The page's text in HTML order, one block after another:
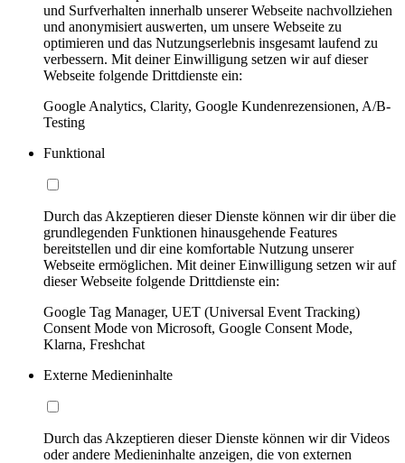
und Surfverhalten innerhalb unserer Webseite nachvollziehen
und anonymisiert auswerten, um unsere Webseite zu
optimieren und das Nutzungserlebnis insgesamt laufend zu
verbessern. Mit deiner Einwilligung setzen wir auf dieser
Webseite folgende Drittdienste ein:
Google Analytics, Clarity, Google Kundenrezensionen, A/B-
Testing
Funktional
Durch das Akzeptieren dieser Dienste können wir dir über die
grundlegenden Funktionen hinausgehende Features
bereitstellen und dir eine komfortable Nutzung unserer
Webseite ermöglichen. Mit deiner Einwilligung setzen wir auf
dieser Webseite folgende Drittdienste ein:
Google Tag Manager, UET (Universal Event Tracking)
Consent Mode von Microsoft, Google Consent Mode,
Klarna, Freshchat
Externe Medieninhalte
Durch das Akzeptieren dieser Dienste können wir dir Videos
oder andere Medieninhalte anzeigen, die von externen